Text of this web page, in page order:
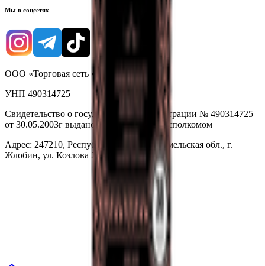
Мы в соцсетях
ООО «Торговая сеть «Продмир»
УНП 490314725
Свидетельство о государственной регистрации № 490314725
от 30.05.2003г выдано Гомельским облисполкомом
Адрес: 247210, Республика Беларусь, Гомельская обл., г.
Жлобин, ул. Козлова 2-А